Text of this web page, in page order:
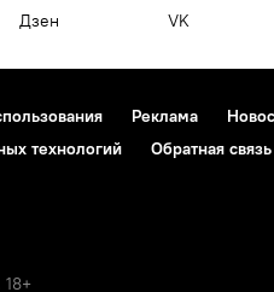
Дзен VK
Реклама
технологий
Обратная связь